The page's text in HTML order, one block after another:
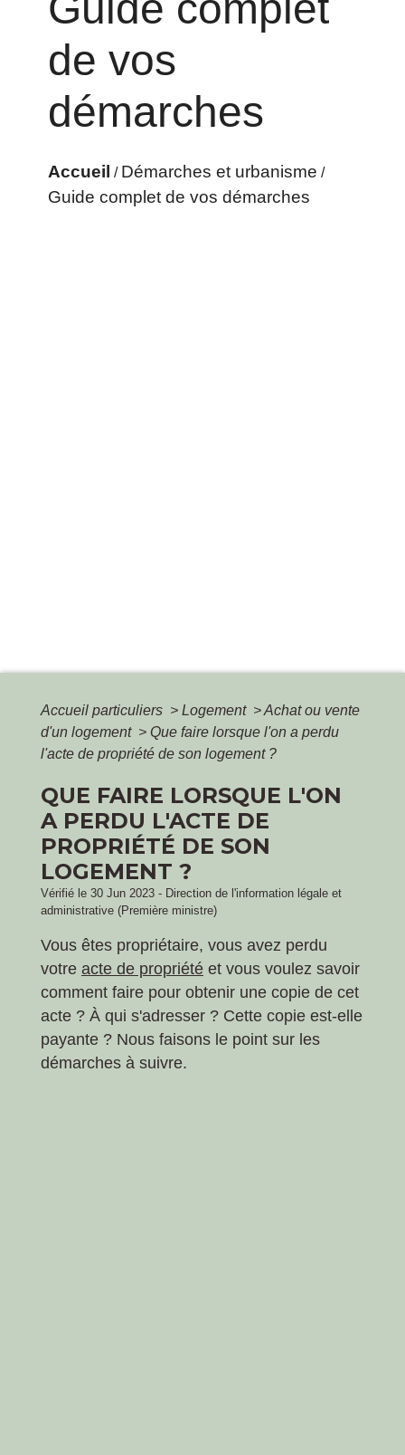
de vos
démarches
Accueil / Démarches et urbanisme /
Guide complet de vos démarches
Accueil particuliers > Logement >Achat ou vente
d'un logement > Que faire lorsque l'on a perdu
l'acte de propriété de son logement ?
QUE FAIRE LORSQUE L'ON
A PERDU L'ACTE DE
PROPRIÉTÉ DE SON
LOGEMENT ?
Vérifié le 30 Jun 2023 - Direction de l'information légale et
administrative (Première ministre)
Vous êtes propriétaire, vous avez perdu
votre acte de propriété et vous voulez savoir
comment faire pour obtenir une copie de cet
acte ? À qui s'adresser ? Cette copie est-elle
payante ? Nous faisons le point sur les
démarches à suivre.